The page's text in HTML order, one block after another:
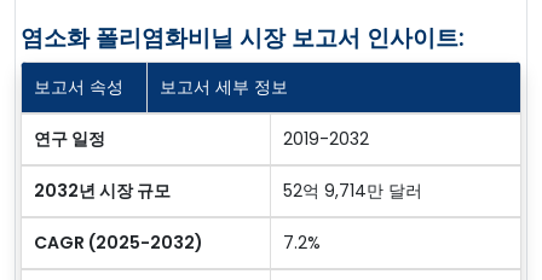
염소화 폴리염화비닐 시장 보고서 인사이트:
보고서 속성 보고서 세부 정보
연구 일정 2019-2032
2032년 시장 규모 52억 9,714만 달러
CAGR (2025-2032) 7.2%